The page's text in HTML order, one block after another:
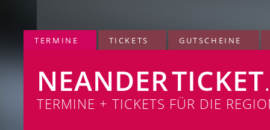
TERMINE TICKETS GUTSCHEINE
NEANDERTICKET
TERMINE + TICKETS FÜR DIE